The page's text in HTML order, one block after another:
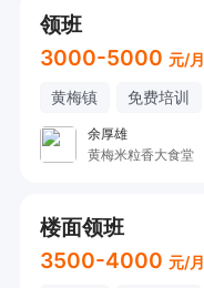
领班
3000-5000 元/月
黄梅镇 免费培训
余厚雄
黄梅米粒香大食堂
楼面领班
3500-4000 元/月